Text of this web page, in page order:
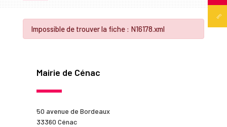
Impossible de trouver la fiche : N16178.xml
Mairie de Cénac
50 avenue de Bordeaux
33360 Cénac